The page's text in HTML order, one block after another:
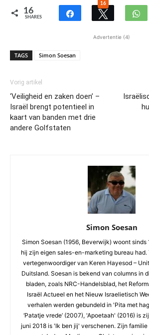
16
SHARES
16
Advertentie (4)
TAGS Simon Soesan
Vorig artikel
‘Veiligheid en zaken doen’ –
Israël brengt potentieel in
kaart van banden met drie
andere Golfstaten
Simon Soesan
Simon Soesan (1956, Beverwijk) woont sinds
hij zijn eigen sales-en-marketing bureau had.
vertegenwoordiger van Keren Hayesod –
Duitsland. Soesan is bekend van columns in
bladen, zoals NRC-Handelsblad, het
Israël Actueel en het Nieuw Israelietisch
verhalen werden gebundeld in 'Pita met
‘Patatje vrede’ (2007), 'Apoetaah' (2016) is
juni 2018 is 'Ik ben jij' verschenen. Zijn